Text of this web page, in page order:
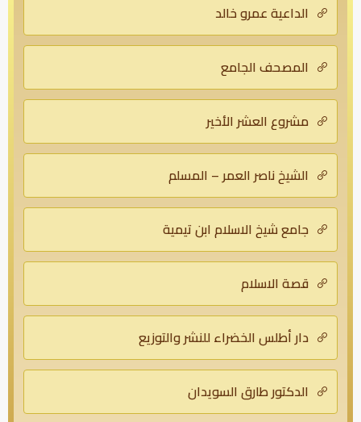
الداعية عمرو خالد
المصحف الجامع
مشروع العشر الأخير
الشيخ ناصر العمر – المسلم
جامع شيخ الاسلام ابن تيمية
قصة الاسلام
دار أطلس الخضراء للنشر والتوزيع
الدكتور طارق السويدان